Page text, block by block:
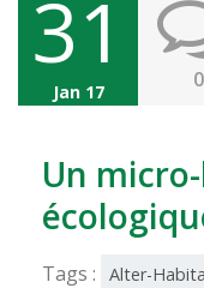
31
Jan 17 0
Un
Tags : Alter-